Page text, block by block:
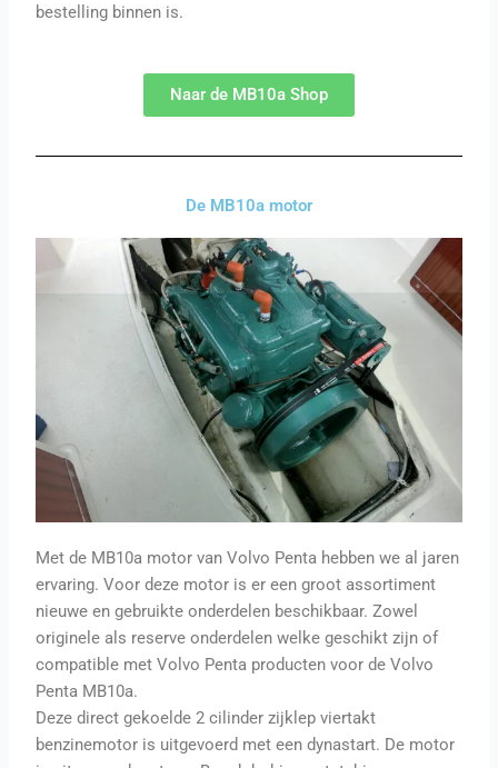
bestelling binnen is.
Naar de MB10a Shop
De MB10a motor
Met de MB10a motor van Volvo Penta hebben we al jaren
ervaring. Voor deze motor is er een groot assortiment
nieuwe en gebruikte onderdelen beschikbaar. Zowel
originele als reserve onderdelen welke geschikt zijn of
compatible met Volvo Penta producten voor de Volvo
Penta MB10a.
Deze direct gekoelde 2 cilinder zijklep viertakt
benzinemotor is uitgevoerd met een dynastart. De motor